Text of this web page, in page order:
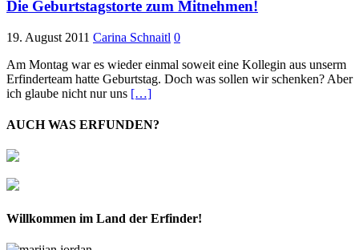
Die Geburtstagstorte zum Mitnehmen!
19. August 2011 Carina Schnaitl 0
Am Montag war es wieder einmal soweit eine Kollegin aus unserm
Erfinderteam hatte Geburtstag. Doch was sollen wir schenken? Aber
ich glaube nicht nur uns […]
AUCH WAS ERFUNDEN?
Willkommen im Land der Erfinder!